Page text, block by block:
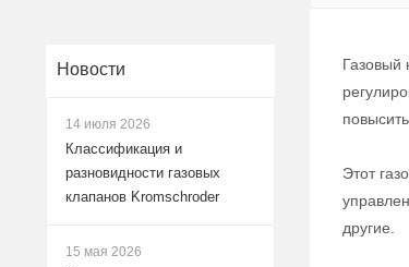
Газовый
Этот
другие.
Новости
14 июля 2026
Классификация и
разновидности газовых
клапанов Kromschroder
15 мая 2026